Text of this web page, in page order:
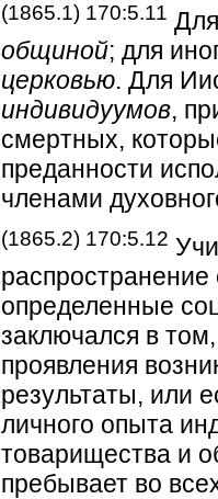
(1865.1) 170:5.11
общиной; для
церковью. Для
индивидуумов,
смертных,
преданности
членами
(1865.2) 170:5.12
распространение
определенные
заключался в
проявления
результаты, или
личного опыта
товарищества и
пребывает во